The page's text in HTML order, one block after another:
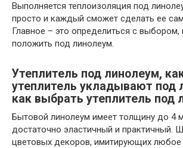
Выполняется теплоизоляция под
просто и каждый сможет сделать ее
Главное – это определиться с выбором,
положить под линолеум.
Утеплитель под линолеум,
утеплитель укладывают под
как выбрать утеплитель под
Бытовой линолеум имеет толщину до 4
достаточно эластичный и практичный.
цветовых декоров, имитирующих любое